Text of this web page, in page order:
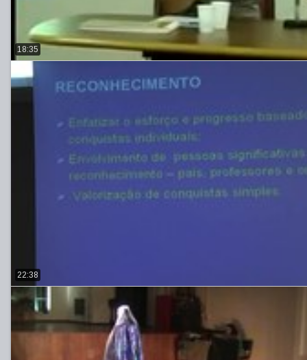
18:35
22:38